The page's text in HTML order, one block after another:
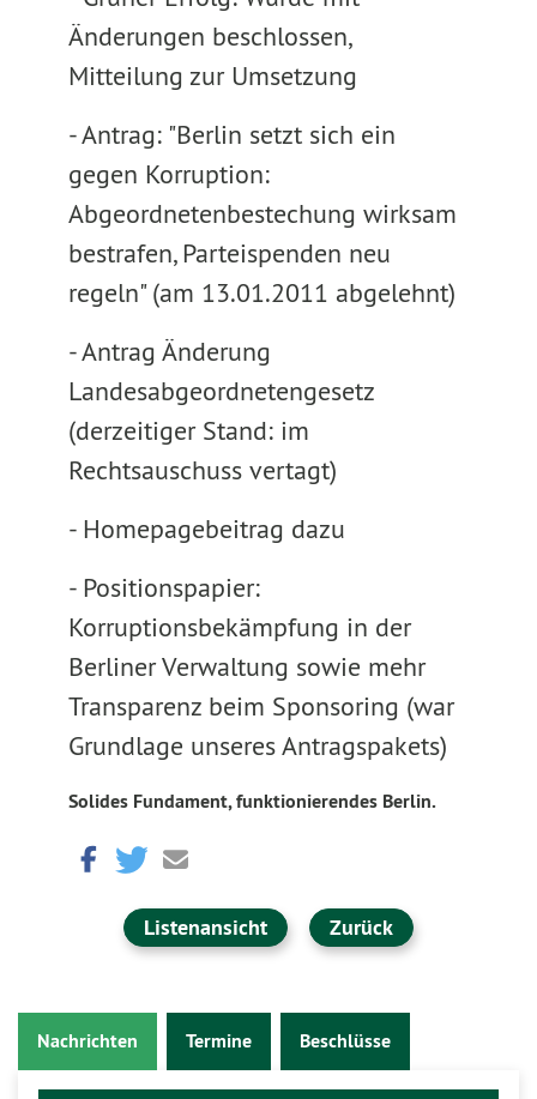
Änderungen beschlossen,
Mitteilung zur Umsetzung
- Antrag: "Berlin setzt sich ein
gegen Korruption:
Abgeordnetenbestechung wirksam
bestrafen, Parteispenden neu
regeln" (am 13.01.2011 abgelehnt)
- Antrag Änderung
Landesabgeordnetengesetz
(derzeitiger Stand: im
Rechtsauschuss vertagt)
- Homepagebeitrag dazu
- Positionspapier:
Korruptionsbekämpfung in der
Berliner Verwaltung sowie mehr
Transparenz beim Sponsoring (war
Grundlage unseres Antragspakets)
Solides Fundament, funktionierendes Berlin.
Listenansicht Zurück
Nachrichten Termine Beschlüsse